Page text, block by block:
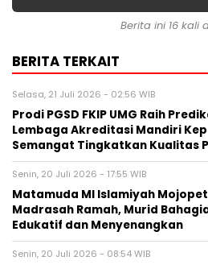
Berita ini 16 kali
BERITA TERKAIT
Selasa, 21 Juli 2026 - 02:56 WIB
Prodi PGSD FKIP UMG Raih
Lembaga Akreditasi Mandiri
Semangat Tingkatkan Kualitas
Senin, 20 Juli 2026 - 17:55 WIB
Matamuda MI Islamiyah
Madrasah Ramah, Murid
Edukatif dan Menyenangkan
Senin, 20 Juli 2026 - 08:54 WIB